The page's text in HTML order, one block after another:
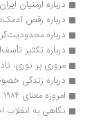
درباره ارمنیان ایران و
درباره رقص آدمک‏‌های
درباره محدودیت‌گرایی:
درباره تکثیر
مروری بر نوری، نادیا،
درباره زندگی خصوصی
امروزه معنای ۱۹۸۴ چیست؟ | جرج پکر
نگاهی به انقلاب